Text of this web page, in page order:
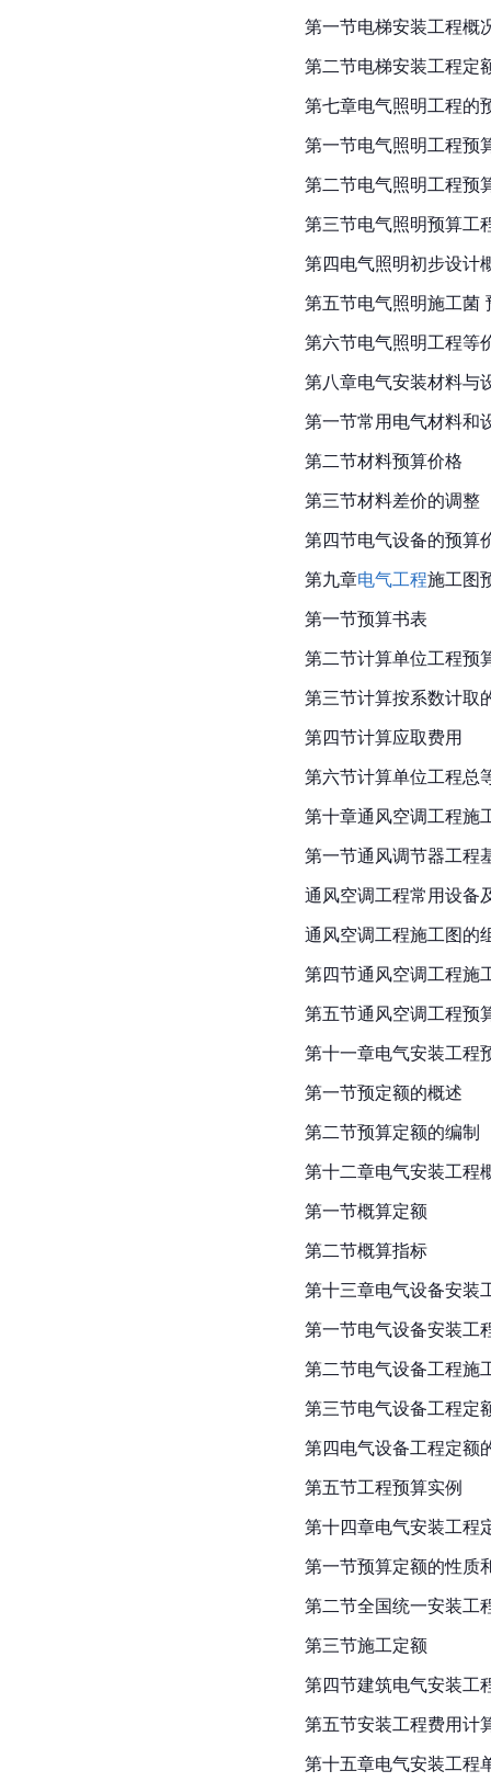
第一节电梯安装工程概
第二节电梯安装工程定
第七章电气照明工程的
第一节电气照明工程预
第二节电气照明工程预
第三节电气照明预算工
第四电气照明初步设计
第五节电气照明施工菌
第六节电气照明工程等
第八章电气安装材料与
第一节常用电气材料和
第二节材料预算价格
第三节材料差价的调整
第四节电气设备的预算
第九章电气工程施工图
第一节预算书表
第二节计算单位工程预
第三节计算按系数计取
第四节计算应取费用
第六节计算单位工程总
第十章通风空调工程施
第一节通风调节器工程
通风空调工程常用设备
通风空调工程施工图的
第四节通风空调工程施
第五节通风空调工程预
第十一章电气安装工程
第一节预定额的概述
第二节预算定额的编制
第十二章电气安装工程
第一节概算定额
第二节概算指标
第十三章电气设备安装
第一节电气设备安装工
第二节电气设备工程施
第三节电气设备工程定
第四电气设备工程定额
第五节工程预算实例
第十四章电气安装工程
第一节预算定额的性质
第二节全国统一安装工
第三节施工定额
第四节建筑电气安装工
第五节安装工程费用计
第十五章电气安装工程